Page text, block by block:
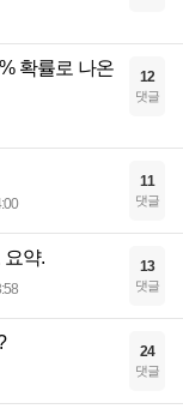
확률로 나온
12
댓글
11
댓글
요약. 13
댓글
24
댓글